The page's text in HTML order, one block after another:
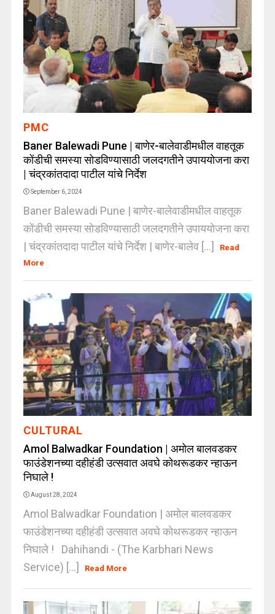
PMC
Baner Balewadi Pune | बाणेर-बालेवाडीमधील वाहतूक
कोंडीची समस्या सोडविण्यासाठी जलदगतीने उपाययोजना करा
| चंद्रकांतदादा पाटील यांचे निर्देश
September 6, 2024
Baner Balewadi Pune | बाणेर-बालेवाडीमधील वाहतूक
कोंडीची समस्या सोडविण्यासाठी जलदगतीने उपाययोजना करा
| चंद्रकांतदादा पाटील यांचे निर्देश | बाणेर-बालेव [...]
Read
More
CULTURAL
Amol Balwadkar Foundation | अमोल बालवडकर
फाउंडेशनच्या दहीहंडी उत्सवात अवघे कोथरूडकर न्हाऊन
निघाले !
August 28, 2024
Amol Balwadkar Foundation | अमोल बालवडकर
फाउंडेशनच्या दहीहंडी उत्सवात अवघे कोथरूडकर न्हाऊन
निघाले ! Dahihandi - (The Karbhari News
Service) [...]
Read More